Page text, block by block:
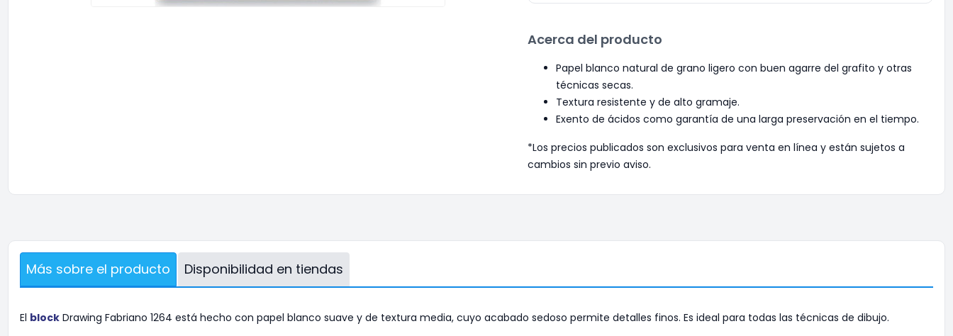
Acerca del producto
Papel blanco natural de grano ligero con buen agarre del grafito y otras
técnicas secas.
Textura resistente y de alto gramaje.
Exento de ácidos como garantía de una larga preservación en el tiempo.
*Los precios publicados son exclusivos para venta en línea y están sujetos a
cambios sin previo aviso.
Más sobre el producto Disponibilidad en tiendas
El block Drawing Fabriano 1264 está hecho con papel blanco suave y de textura media, cuyo acabado sedoso permite detalles finos. Es ideal para todas las técnicas de dibujo.